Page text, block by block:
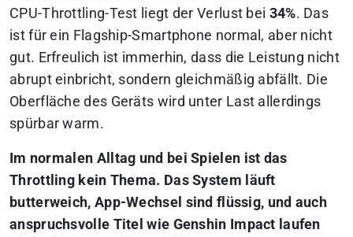
CPU-Throttling-Test liegt der Verlust bei 34%. Das
ist für ein Flagship-Smartphone normal, aber nicht
gut. Erfreulich ist immerhin, dass die Leistung nicht
abrupt einbricht, sondern gleichmäßig abfällt. Die
Oberfläche des Geräts wird unter Last allerdings
spürbar warm.
Im normalen Alltag und bei Spielen ist das
Throttling kein Thema. Das System läuft
butterweich, App-Wechsel sind flüssig, und auch
anspruchsvolle Titel wie Genshin Impact laufen